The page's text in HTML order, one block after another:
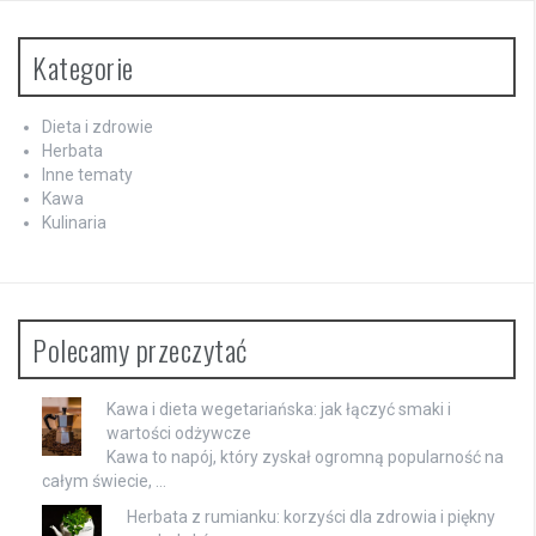
Kategorie
Dieta i zdrowie
Herbata
Inne tematy
Kawa
Kulinaria
Polecamy przeczytać
Kawa i dieta wegetariańska: jak łączyć smaki i
wartości odżywcze
Kawa to napój, który zyskał ogromną popularność na
całym świecie, …
Herbata z rumianku: korzyści dla zdrowia i piękny